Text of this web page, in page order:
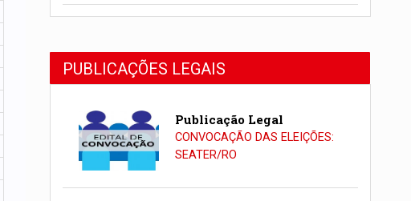
PUBLICAÇÕES LEGAIS
Publicação Legal
CONVOCAÇÃO DAS ELEIÇÕES:
SEATER/RO